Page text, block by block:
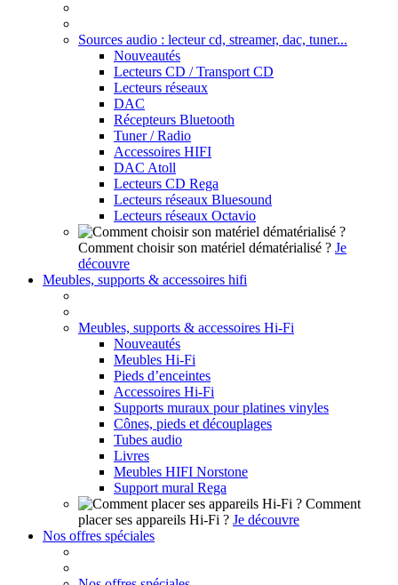
Sources audio : lecteur cd, streamer, dac, tuner...
Nouveautés
Lecteurs CD / Transport CD
Lecteurs réseaux
DAC
Récepteurs Bluetooth
Tuner / Radio
Accessoires HIFI
DAC Atoll
Lecteurs CD Rega
Lecteurs réseaux Bluesound
Lecteurs réseaux Octavio
Comment choisir son matériel dématérialisé ? Je
découvre
Meubles, supports & accessoires hifi
Meubles, supports & accessoires Hi-Fi
Nouveautés
Meubles Hi-Fi
Pieds d’enceintes
Accessoires Hi-Fi
Supports muraux pour platines vinyles
Cônes, pieds et découplages
Tubes audio
Livres
Meubles HIFI Norstone
Support mural Rega
Comment
placer ses appareils Hi-Fi ? Je découvre
Nos offres spéciales